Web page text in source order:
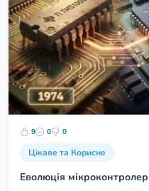
9 0 0
Цікаве та Корисне
Еволюція